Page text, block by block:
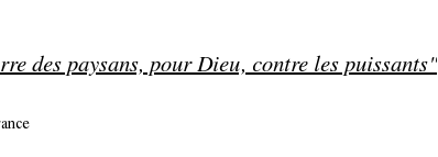
des paysans, pour Dieu, contre les puissants"